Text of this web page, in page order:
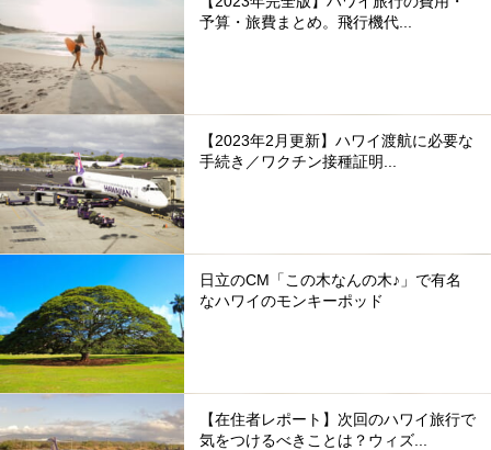
予算・旅費まとめ。飛行機代...
【2023年2月更新】ハワイ渡航に必要な
手続き／ワクチン接種証明...
日立のCM「この木なんの木♪」で有名
なハワイのモンキーポッド
【在住者レポート】次回のハワイ旅行で
気をつけるべきことは？ウィズ...